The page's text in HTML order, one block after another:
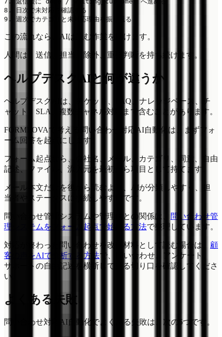
8. 日次で未対応を確認する
この流れなら、AIは読む作業を助けます。
人間は、送信、担当、除外、重要判断を持ち続けます。
ヘルプデスクAIと何が違うか
ヘルプデスクAIは、チケット、FAQ、ナレッジベース、チ
ャット、SLA、複数チャネル対応まで含むことがあります。
FORMLOVAで考える問い合わせ対応AI自動化は、まずフォ
ーム回答を起点にします。
フォーム起点なら、会社名、メール、カテゴリ、同意、自由
記述、ファイル、流入元を最初から項目として持てます。
メール本文だけを後から読むより、AIが分類しやすく、担
当者やステータスに接続しやすいです。
問い合わせ管理システムや管理表との関係は、
問い合わせ管
理システムをフォーム起点で始める方法で整理しています。
対応が終わった問い合わせを改善材料として読む場合は、 顧
客の声をAIで分析する方法で、問い合わせ、アンケート、
サポートの自由記述を横断して見る切り口を確認してくださ
い。
よくある失敗
問い合わせ対応AI自動化でよくある失敗は、次の5つです。